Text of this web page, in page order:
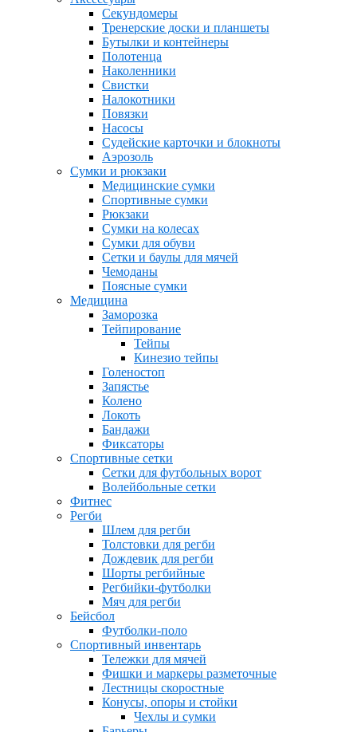
Секундомеры
Тренерские доски и планшеты
Бутылки и контейнеры
Полотенца
Наколенники
Свистки
Налокотники
Повязки
Насосы
Судейские карточки и блокноты
Аэрозоль
Сумки и рюкзаки
Медицинские сумки
Спортивные сумки
Рюкзаки
Сумки на колесах
Сумки для обуви
Сетки и баулы для мячей
Чемоданы
Поясные сумки
Медицина
Заморозка
Тейпирование
Тейпы
Кинезио тейпы
Голеностоп
Запястье
Колено
Локоть
Бандажи
Фиксаторы
Спортивные сетки
Сетки для футбольных ворот
Волейбольные сетки
Фитнес
Регби
Шлем для регби
Толстовки для регби
Дождевик для регби
Шорты регбийные
Регбийки-футболки
Мяч для регби
Бейсбол
Футболки-поло
Спортивный инвентарь
Тележки для мячей
Фишки и маркеры разметочные
Лестницы скоростные
Конусы, опоры и стойки
Чехлы и сумки